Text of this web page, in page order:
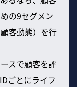
の9セグメン
客動態）を行
スで顧客を評
ごとにライフ